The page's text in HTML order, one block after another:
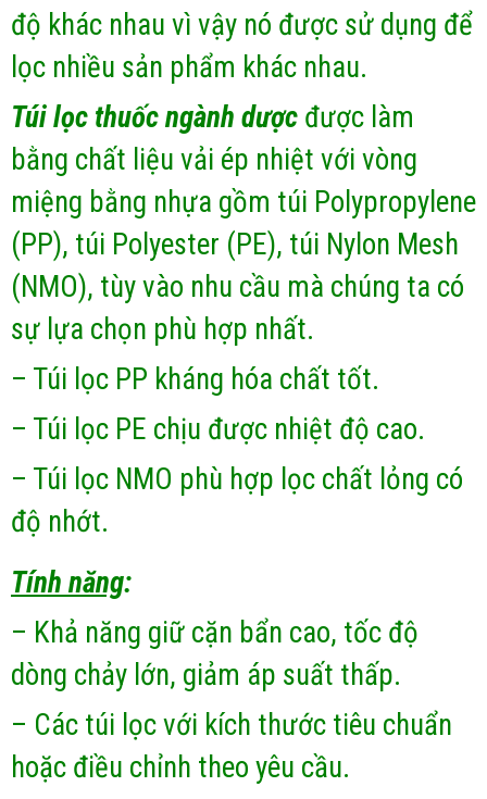
độ khác nhau vì vậy nó được sử dụng để
lọc nhiều sản phẩm khác nhau.
Túi lọc thuốc ngành dược được làm
bằng chất liệu vải ép nhiệt với vòng
miệng bằng nhựa gồm túi Polypropylene
(PP), túi Polyester (PE), túi Nylon Mesh
(NMO), tùy vào nhu cầu mà chúng ta có
sự lựa chọn phù hợp nhất.
– Túi lọc PP kháng hóa chất tốt.
– Túi lọc PE chịu được nhiệt độ cao.
– Túi lọc NMO phù hợp lọc chất lỏng có
độ nhớt.
Tính năng:
– Khả năng giữ cặn bẩn cao, tốc độ
dòng chảy lớn, giảm áp suất thấp.
– Các túi lọc với kích thước tiêu chuẩn
hoặc điều chỉnh theo yêu cầu.